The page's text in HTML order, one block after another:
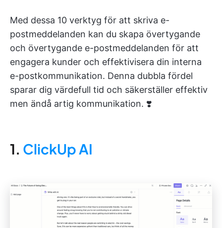
Med dessa 10 verktyg för att skriva e-
postmeddelanden kan du skapa övertygande
och övertygande e-postmeddelanden för att
engagera kunder och effektivisera din interna
e-postkommunikation. Denna dubbla fördel
sparar dig värdefull tid och säkerställer effektiv
men ändå artig kommunikation. ❣️
1. ClickUp AI